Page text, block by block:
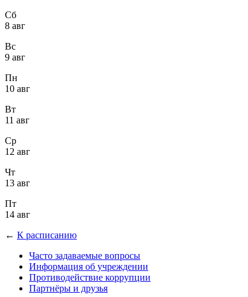
Сб
8 авг
Вс
9 авг
Пн
10 авг
Вт
11 авг
Ср
12 авг
Чт
13 авг
Пт
14 авг
← К расписанию
Часто задаваемые вопросы
Информация об учреждении
Противодействие коррупции
Партнёры и друзья